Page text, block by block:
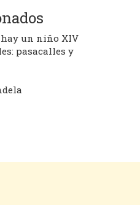
un niño XIV
pasacalles y